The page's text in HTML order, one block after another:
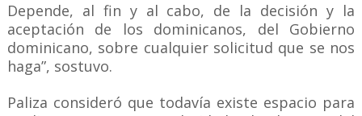
Depende, al fin y al cabo, de la decisión y la
aceptación de los dominicanos, del Gobierno
dominicano, sobre cualquier solicitud que se nos
haga”, sostuvo.
Paliza consideró que todavía existe espacio para